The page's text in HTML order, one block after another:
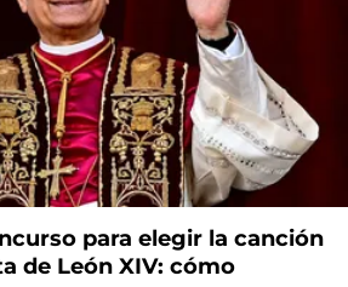
para elegir la canción
de León XIV: cómo